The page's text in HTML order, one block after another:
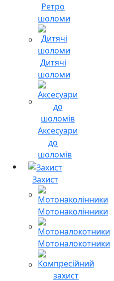
Ретро
шоломи
Дитячі
шоломи
Аксесуари
до
шоломів
Захист
Мотонаколінники
Мотоналокотники